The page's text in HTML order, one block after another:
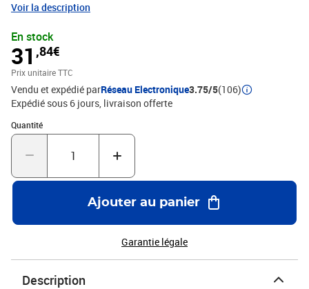
un usage en extérieur et la délicatesse nécessaire a une utilisation
dans votre habitat. Vous trouverez a coup sûr votre bonheur parmi
un large choix de dimensions, coloris et formes !
Voir la description
En stock
31 ,84€
Prix unitaire TTC
Vendu et expédié parRéseau Electronique3.75/5(106)
Expédié sous 6 jours livraison offerte
Quantité
Quantité : 1
Ajouter au panier
Garantie légale
Description